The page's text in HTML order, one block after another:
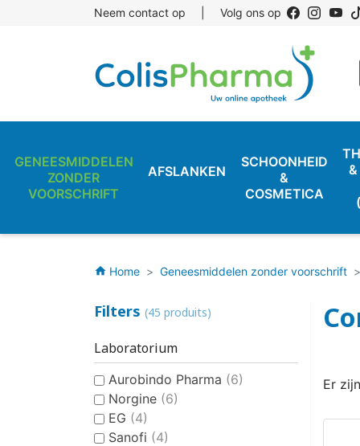
Neem contact op Volg ons op
GENEESMIDDELEN
ZONDER
VOORSCHRIFT
AFSLANKEN
SCHOONHEID
&
COSMETICA
&
home Home Geneesmiddelen zonder voorschrift
Filters (45 produits)
Laboratorium
Aurobindo Pharma (6)
Norgine (6)
EG (4)
Sanofi (4)
Er